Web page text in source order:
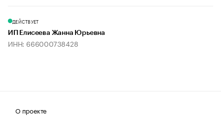
ДЕЙСТВУЕТ
ИП Елисеева Жанна Юрьевна
ИНН: 666000738428
О проекте